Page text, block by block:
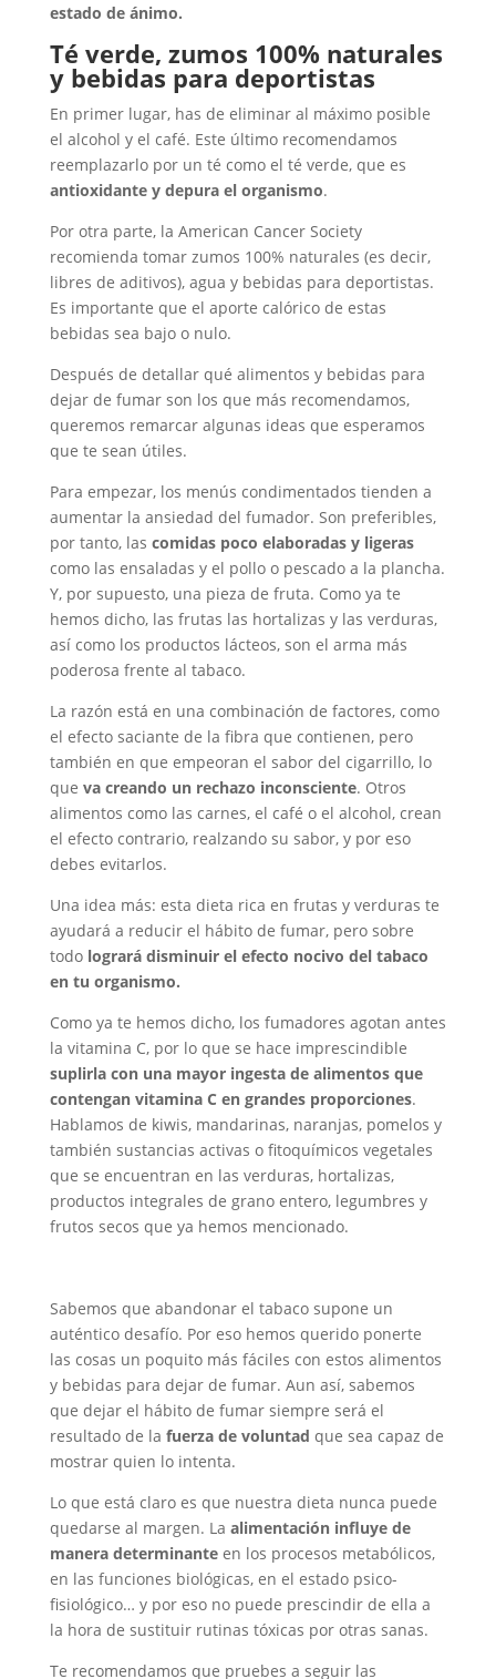
estado de ánimo.
Té verde, zumos 100% naturales
y bebidas para deportistas
En primer lugar, has de eliminar al máximo posible
el alcohol y el café. Este último recomendamos
reemplazarlo por un té como el té verde, que es
antioxidante y depura el organismo.
Por otra parte, la American Cancer Society
recomienda tomar zumos 100% naturales (es decir,
libres de aditivos), agua y bebidas para deportistas.
Es importante que el aporte calórico de estas
bebidas sea bajo o nulo.
Después de detallar qué alimentos y bebidas para
dejar de fumar son los que más recomendamos,
queremos remarcar algunas ideas que esperamos
que te sean útiles.
Para empezar, los menús condimentados tienden a
aumentar la ansiedad del fumador. Son preferibles,
por tanto, las comidas poco elaboradas y ligeras
como las ensaladas y el pollo o pescado a la plancha.
Y, por supuesto, una pieza de fruta. Como ya te
hemos dicho, las frutas las hortalizas y las verduras,
así como los productos lácteos, son el arma más
poderosa frente al tabaco.
La razón está en una combinación de factores, como
el efecto saciante de la fibra que contienen, pero
también en que empeoran el sabor del cigarrillo, lo
que va creando un rechazo inconsciente. Otros
alimentos como las carnes, el café o el alcohol, crean
el efecto contrario, realzando su sabor, y por eso
debes evitarlos.
Una idea más: esta dieta rica en frutas y verduras te
ayudará a reducir el hábito de fumar, pero sobre
todo logrará disminuir el efecto nocivo del tabaco
en tu organismo.
Como ya te hemos dicho, los fumadores agotan antes
la vitamina C, por lo que se hace imprescindible
suplirla con una mayor ingesta de alimentos que
contengan vitamina C en grandes proporciones.
Hablamos de kiwis, mandarinas, naranjas, pomelos y
también sustancias activas o fitoquímicos vegetales
que se encuentran en las verduras, hortalizas,
productos integrales de grano entero, legumbres y
frutos secos que ya hemos mencionado.
Sabemos que abandonar el tabaco supone un
auténtico desafío. Por eso hemos querido ponerte
las cosas un poquito más fáciles con estos alimentos
y bebidas para dejar de fumar. Aun así, sabemos
que dejar el hábito de fumar siempre será el
resultado de la fuerza de voluntad que sea capaz de
mostrar quien lo intenta.
Lo que está claro es que nuestra dieta nunca puede
quedarse al margen. La alimentación influye de
manera determinanteen los procesos metabólicos,
en las funciones biológicas, en el estado psico-
fisiológico… y por eso no puede prescindir de ella a
la hora de sustituir rutinas tóxicas por otras sanas.
Te recomendamos que pruebes a seguir las